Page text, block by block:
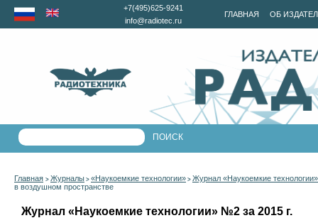
ГЛАВНАЯ ОБ
+7(495)625-9241
info@radiotec.ru
Главная > Журналы > «Наукоемкие технологии» > Журнал «Наукоемкие
в воздушном пространстве
Журнал «Наукоемкие технологии» №2 за 2015 г.